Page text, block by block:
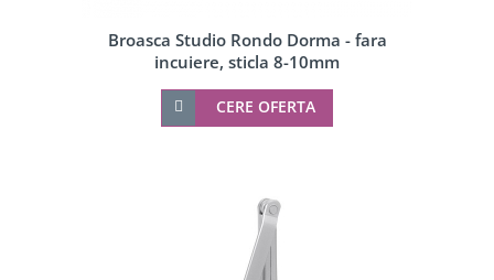
Broasca Studio Rondo Dorma - fara
incuiere, sticla 8-10mm
CERE OFERTA